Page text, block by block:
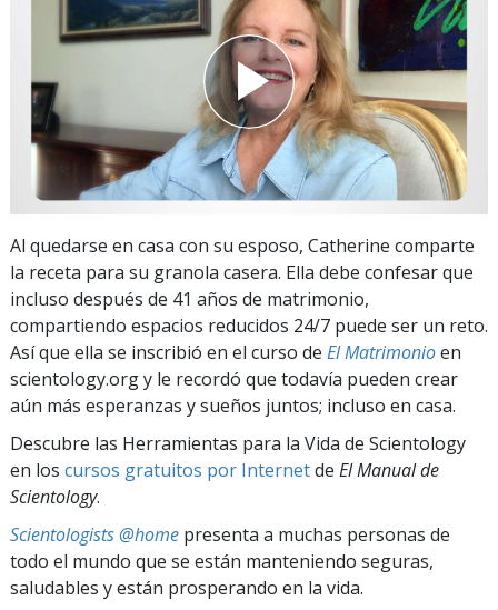
Al quedarse en casa con su esposo, Catherine comparte
la receta para su granola casera. Ella debe confesar que
incluso después de 41 años de matrimonio,
compartiendo espacios reducidos 24/7 puede ser un reto.
Así que ella se inscribió en el curso de El Matrimonioen
scientology.org y le recordó que todavía pueden crear
aún más esperanzas y sueños juntos; incluso en casa.
Descubre las Herramientas para la Vida de Scientology
en los cursos gratuitos por Internetde El Manual de
Scientology.
Scientologists @home presenta a muchas personas de
todo el mundo que se están manteniendo seguras,
saludables y están prosperando en la vida.